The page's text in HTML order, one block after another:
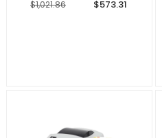
$573.31
$1,021.86